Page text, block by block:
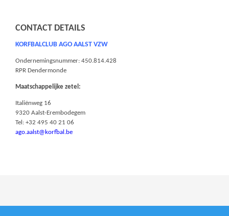
CONTACT DETAILS
KORFBALCLUB AGO AALST VZW
Ondernemingsnummer: 450.814.428
RPR Dendermonde
Maatschappelijke zetel:
Italiënweg 16
9320 Aalst-Erembodegem
Tel: +32 495 40 21 06
ago.aalst@korfbal.be